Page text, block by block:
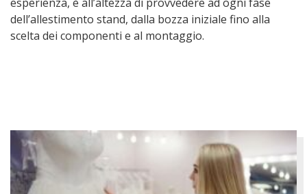
dell’allestimento stand, dalla bozza iniziale fino alla
scelta dei componenti e al montaggio.